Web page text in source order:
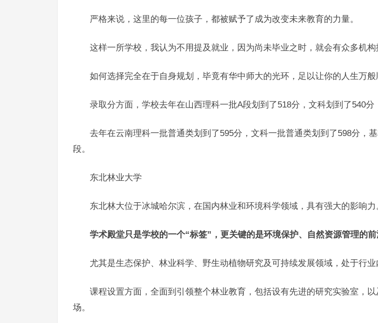
严格来说，这里的每一位孩子，都被赋予了成为改变未来教育的力量。
这样一所学校，我认为不用提及就业，因为尚未毕业之时，就会有众多机构
如何选择完全在于自身规划，毕竟有华中师大的光环，足以让你的人生万般
录取分方面，学校去年在山西理科一批A段划到了518分，文科划到了540分
去年在云南理科一批普通类划到了595分，文科一批普通类划到了598分，
段。
东北林业大学
东北林大位于冰城哈尔滨，在国内林业和环境科学领域，具有强大的影响力
学术殿堂只是学校的一个“标签”，更关键的是环境保护、自然资源管理的前
尤其是生态保护、林业科学、野生动植物研究及可持续发展领域，处于行业
课程设置方面，全面到引领整个林业教育，包括设有先进的研究实验室，
场。